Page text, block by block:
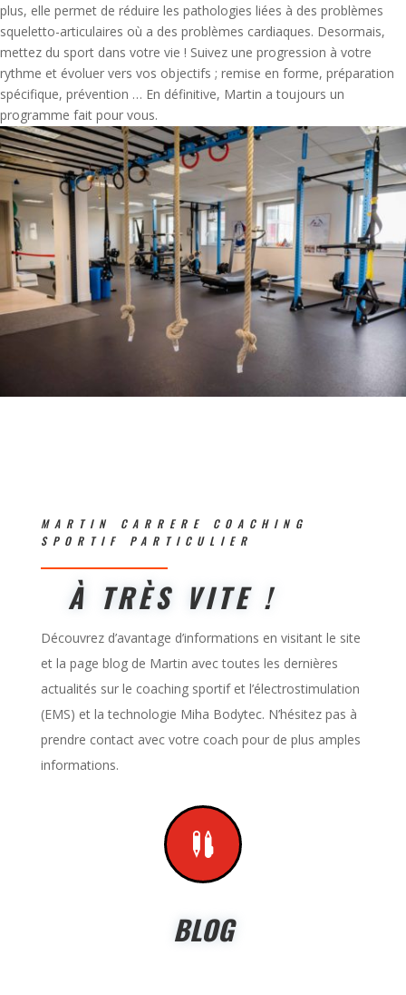
plus, elle permet de réduire les pathologies liées à des problèmes
squeletto-articulaires où a des problèmes cardiaques. Desormais,
mettez du sport dans votre vie ! Suivez une progression à votre
rythme et évoluer vers vos objectifs ; remise en forme, préparation
spécifique, prévention … En définitive, Martin a toujours un
programme fait pour vous.
MARTIN CARRERE COACHING
SPORTIF PARTICULIER
À TRÈS VITE !
Découvrez d’avantage d’informations en visitant le site
et la page blog de Martin avec toutes les dernières
actualités sur le coaching sportif et l’électrostimulation
(EMS) et la technologie Miha Bodytec. N’hésitez pas à
prendre contact avec votre coach pour de plus amples
informations.

BLOG